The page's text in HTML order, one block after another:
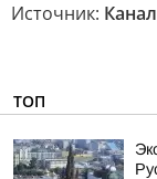
Источник:
ТОП